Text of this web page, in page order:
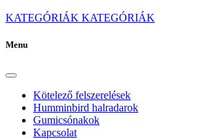
KATEGÓRIÁK KATEGÓRIÁK
Menu
Kötelező felszerelések
Humminbird halradarok
Gumicsónakok
Kapcsolat